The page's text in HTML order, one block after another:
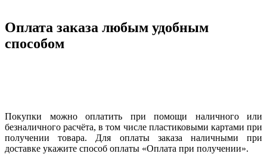
Оплата заказа любым удобным
способом
Покупки можно оплатить при помощи наличного или
безналичного расчёта, в том числе пластиковыми картами при
получении товара. Для оплаты заказа наличными при
доставке укажите способ оплаты «Оплата при получении».